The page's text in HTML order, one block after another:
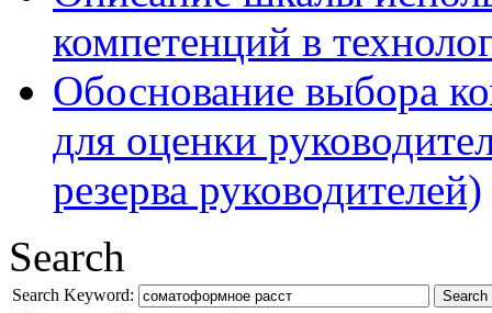
компетенций в
Обоснование выбора
для оценки
резерва руководителей)
Search
Search Keyword: Search